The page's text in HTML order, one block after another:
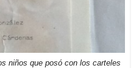
niños que posó con los carteles